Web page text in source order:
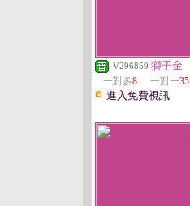
V296859 獅子金
一對多8 一對一35
進入免費視訊